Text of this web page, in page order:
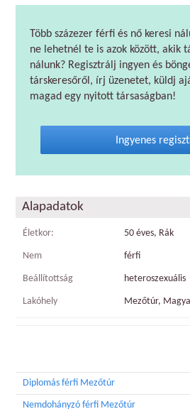
Több százezer férfi és nő keresi
ne lehetnél te is azok között, akik
nálunk? Regisztrálj ingyen és
társkeresőről, írj üzenetet, küldj
magad egy nyitott társaságban!
Ingyenes
Alapadatok
Életkor: 50 éves, Rák
Nem férfi
Beállítottság heteroszexuális
Lakóhely Mezőtúr,
Diplomás férfi Mezőtúr
Nemdohányzó férfi Mezőtúr